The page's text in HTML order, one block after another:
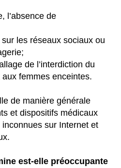
l’absence de
sur les réseaux sociaux ou
de l’interdiction du
femmes enceintes.
de manière générale
et dispositifs médicaux
sur Internet et
est-elle préoccupante